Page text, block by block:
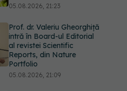
05.08.2026, 21:23
Prof. dr. Valeriu Gheorghiță
intră în Board-ul Editorial
al revistei Scientific
Reports, din Nature
Portfolio
05.08.2026, 21:09